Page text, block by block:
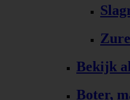
Bekijk
Boter,